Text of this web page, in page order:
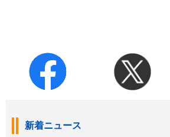
新着ニュース